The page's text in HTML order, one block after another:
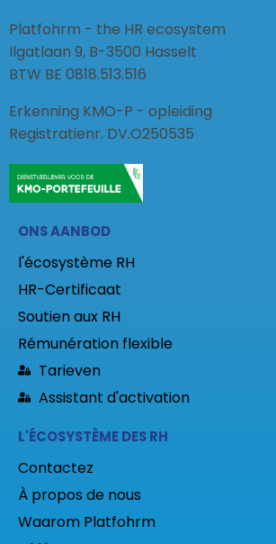
Platfohrm - the HR ecosystem
Ilgatlaan 9, B-3500 Hasselt
BTW BE 0818.513.516
Erkenning KMO-P - opleiding
Registratienr. DV.O250535
ONS AANBOD
l'écosystème RH
HR-Certificaat
Soutien aux RH
Rémunération flexible
Tarieven
Assistant d'activation
L'ÉCOSYSTÈME DES RH
Contactez
À propos de nous
Waarom Platfohrm